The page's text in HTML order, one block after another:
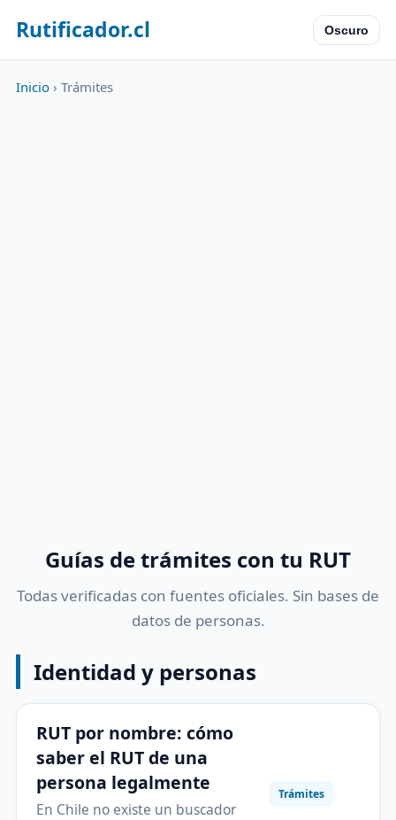
Rutificador.cl Oscuro
Inicio › Trámites
Guías de trámites con tu RUT
Todas verificadas con fuentes oficiales. Sin bases de
datos de personas.
Identidad y personas
RUT por nombre: cómo
saber el RUT de una
persona legalmente
En Chile no existe un buscador
Trámites